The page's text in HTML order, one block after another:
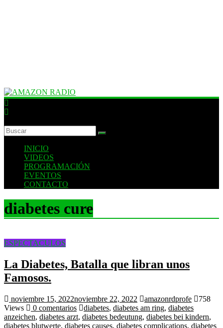
AMAZON
MUSICAL
FUTURO
INICIO
VIDEOS
PROGRAMACIÓN
EVENTOS
CONTACTO
diabetes cure
ESPECTACULOS
La Diabetes, Batalla que libran unos
Famosos.
noviembre 15, 2022noviembre 22, 2022 amazonrdprofe
758
Views
0 comentarios diabetes, diabetes am ring, diabetes
anzeichen, diabetes arzt, diabetes bedeutung, diabetes bei kindern,
diabetes blutwerte, diabetes causes, diabetes complications, diabetes